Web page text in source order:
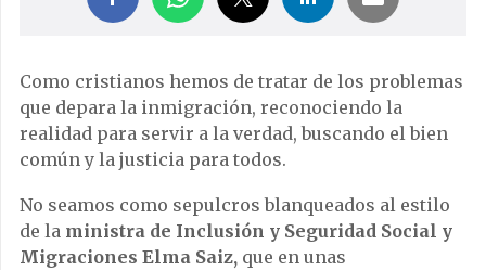
Como cristianos hemos de tratar de los problemas
que depara la inmigración, reconociendo la
realidad para servir a la verdad, buscando el bien
común y la justicia para todos.
No seamos como sepulcros blanqueados al estilo
de la ministra de Inclusión y Seguridad Social y
Migraciones Elma Saiz, que en unas